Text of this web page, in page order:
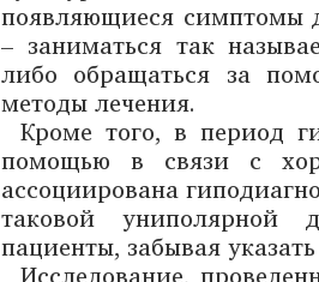
появляющиеся симптомы
– заниматься так
либо обращаться за
методы лечения.
Кроме того, в период
помощью в связи с
ассоциирована
таковой униполярной
пациенты, забывая